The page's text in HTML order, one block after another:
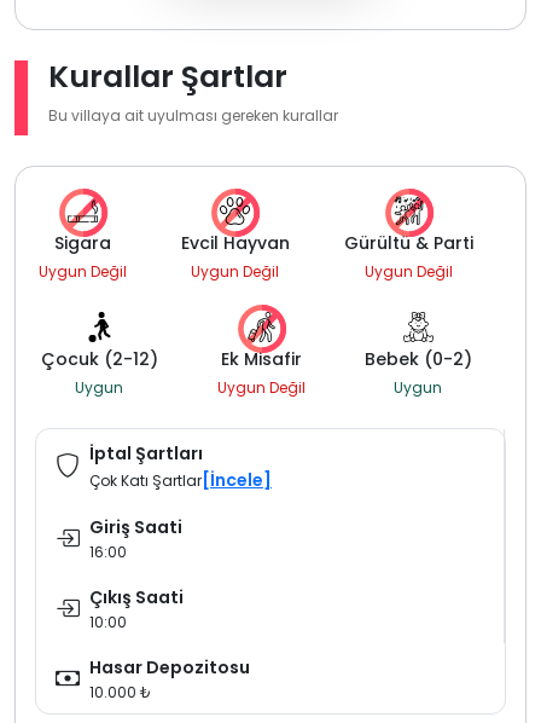
Kurallar Şartlar
Bu villaya ait uyulması gereken kurallar
Sigara
Uygun Değil
Evcil Hayvan
Uygun Değil
Gürültü & Parti
Uygun Değil
Çocuk (2-12)
Uygun
Ek Misafir
Uygun Değil
Bebek (0-2)
Uygun
İptal Şartları
Çok Katı Şartlar [İncele]
Giriş Saati
16:00
Çıkış Saati
10:00
Hasar Depozitosu
10.000 ₺